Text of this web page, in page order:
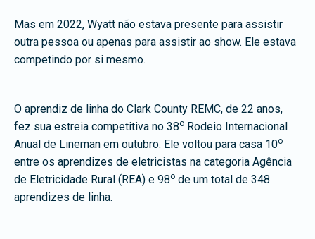
Mas em 2022, Wyatt não estava presente para assistir
outra pessoa ou apenas para assistir ao show. Ele estava
competindo por si mesmo.
O aprendiz de linha do Clark County REMC, de 22 anos,
fez sua estreia competitiva no 38o Rodeio Internacional
Anual de Lineman em outubro. Ele voltou para casa 10o
entre os aprendizes de eletricistas na categoria Agência
de Eletricidade Rural (REA) e 98o de um total de 348
aprendizes de linha.